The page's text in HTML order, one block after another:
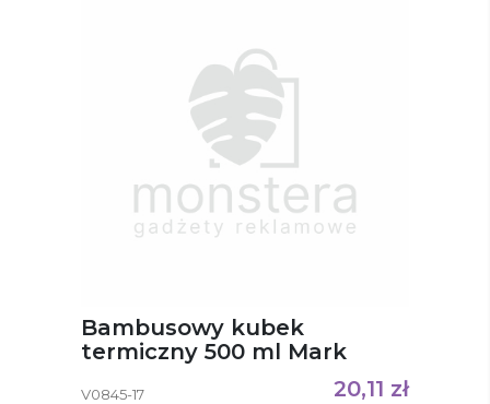
Bambusowy kubek
termiczny 500 ml Mark
V0845-17 20,11 zł